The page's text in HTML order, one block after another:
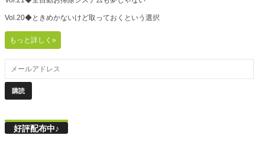
Vol.20◆ときめかないけど取っておくという選択
もっと詳しく»
好評配布中♪